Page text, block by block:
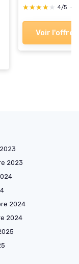
★★★★★
★★★★★ 4/5 —
Voir l'offre
2023
2024
2024